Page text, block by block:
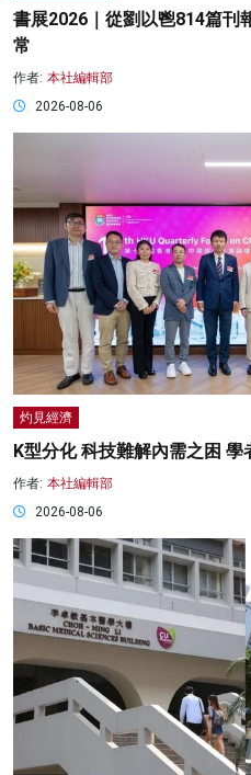
書展2026｜從劉以鬯814篇刊
常
作者: 本社編輯部
2026-08-06
灼見經濟
K型分化 科技難解內需之困 學
作者: 本社編輯部
2026-08-06